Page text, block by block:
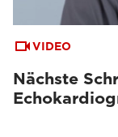
VIDEO
Nächste